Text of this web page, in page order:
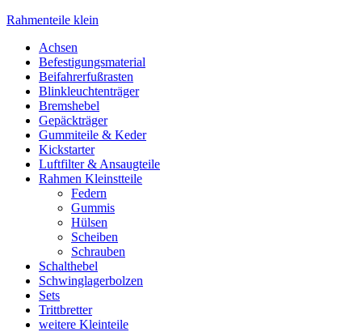
Rahmenteile klein
Achsen
Befestigungsmaterial
Beifahrerfußrasten
Blinkleuchtenträger
Bremshebel
Gepäckträger
Gummiteile & Keder
Kickstarter
Luftfilter & Ansaugteile
Rahmen Kleinstteile
Federn
Gummis
Hülsen
Scheiben
Schrauben
Schalthebel
Schwinglagerbolzen
Sets
Trittbretter
weitere Kleinteile